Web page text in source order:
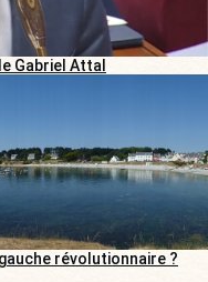
Gabriel Attal
révolutionnaire ?